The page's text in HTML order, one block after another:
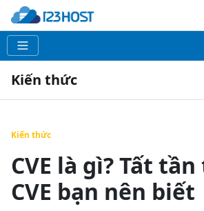
Kiến thức
Kiến thức
CVE là gì? Tất
CVE bạn nên biết